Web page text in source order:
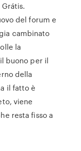
del forum e
cambinato
la
buono per il
della
il fatto è
viene
resta fisso a